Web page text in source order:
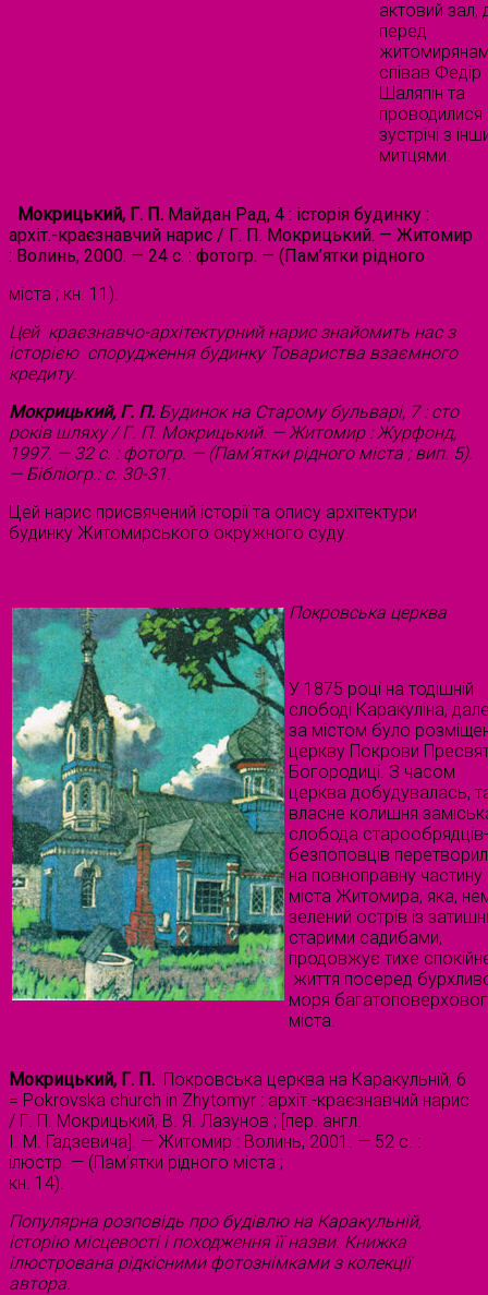
актовий зал,
перед
співав Федір
Шаляпін та
проводилися
зустрічі з
митцями.
Мокрицький, Г. П. Майдан Рад, 4 : історія будинку :
архіт.-краєзнавчий нарис / Г. П. Мокрицький. — Житомир
: Волинь, 2000. — 24 с. : фотогр. — (Пам’ятки рідного
міста ; кн. 11).
Цей краєзнавчо-архітектурний нарис знайомить нас з
історією спорудження будинку Товариства взаємного
кредиту.
Мокрицький, Г. П. Будинок на Старому бульварі, 7 : сто
років шляху / Г. П. Мокрицький. — Житомир : Журфонд,
1997. — 32 с. : фотогр. — (Пам’ятки рідного міста ; вип. 5).
— Бібліогр.: с. 30-31.
Цей нарис присвячений історії та опису архітектури
будинку Житомирського окружного суду.
Покровська церква
У 1875 році на тодішній
слободі Каракуліна,
за містом було
церкву Покрови
Богородиці. З часом
церква добудувалась,
власне колишня
слобода старообрядців-
безпоповців
на повноправну частину
міста Житомира, яка,
зелений острів із
старими садибами,
продовжує тихе
життя посеред
моря
міста.
Мокрицький, Г. П. Покровська церква на Каракульній, 6
= Pokrovska church in Zhytomyr : архіт.-краєзнавчий нарис
/ Г. П. Мокрицький, В. Я. Лазунов ; [пер. англ.
І. М. Гадзевича]. — Житомир : Волинь, 2001. — 52 с. :
ілюстр. — (Пам’ятки рідного міста ;
кн. 14).
Популярна розповідь про будівлю на Каракульній,
історію місцевості і походження її назви. Книжка
ілюстрована рідкісними фотознімками з колекції
автора.